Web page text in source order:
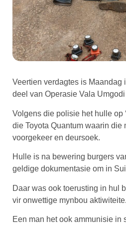
Veertien verdagtes is Maandag
deel van Operasie Vala
Volgens die polisie het hulle op
die Toyota Quantum waarin die
voorgekeer en deursoek.
Hulle is na bewering burgers
geldige dokumentasie om in
Daar was ook toerusting in hul
vir onwettige mynbou aktiwiteite.
Een man het ook ammunisie in